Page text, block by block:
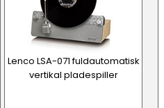
Lenco LSA-071 fuldautomatisk
vertikal pladespiller